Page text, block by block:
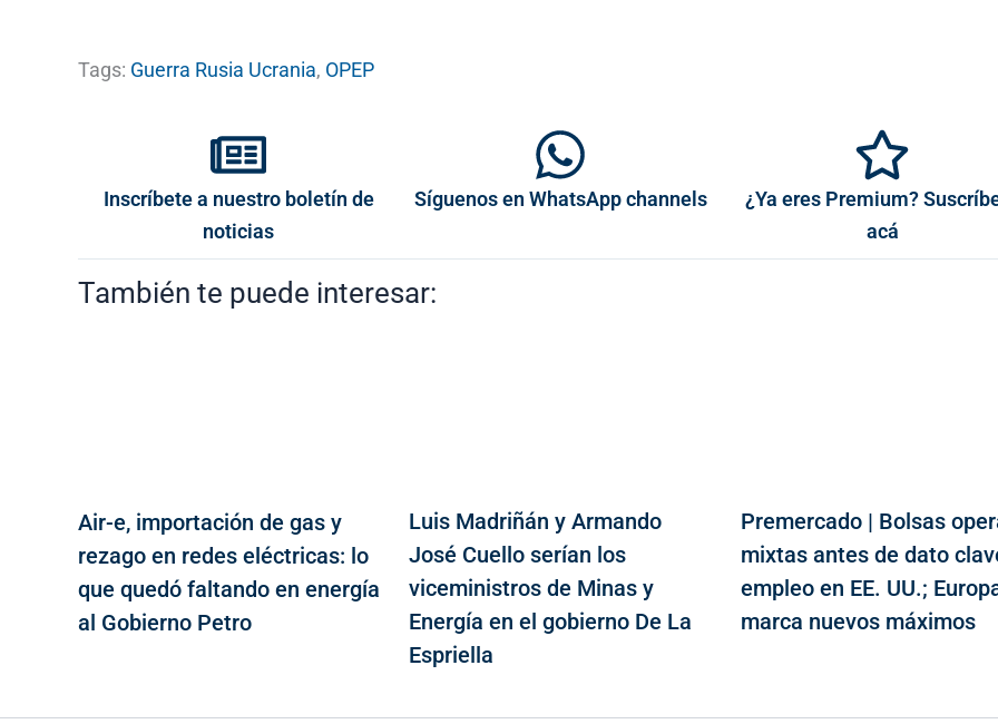
Tags: Guerra Rusia Ucrania, OPEP
Inscríbete a nuestro boletín de
noticias
Síguenos en WhatsApp channels
¿Ya eres Premium?
acá
También te puede interesar:
Air-e, importación de gas y
rezago en redes eléctricas: lo
que quedó faltando en energía
al Gobierno Petro
Luis Madriñán y Armando
José Cuello serían los
viceministros de Minas y
Energía en el gobierno De La
Espriella
Premercado | Bolsas
mixtas antes de dato
empleo en EE. UU.;
marca nuevos máximos